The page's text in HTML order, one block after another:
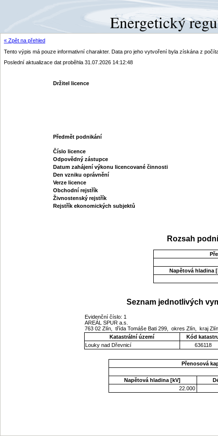
« Zpět na přehled
Tento výpis má pouze informativní charakter. Data pro jeho vytvoření byla získána z
Poslední aktualizace dat proběhla 31.07.2026 14:12:48
Držitel licence
Předmět podnikání
Číslo licence
Odpovědný zástupce
Datum zahájení výkonu licencované činnosti
Den vzniku oprávnění
Verze licence
Obchodní rejstřík
Živnostenský rejstřík
Rejstřík ekonomických subjektů
Rozsah
Napětová hladina
Seznam jednotlivých
Evidenční číslo: 1
AREÁL SPUR a.s.
763 02 Zlín, třída Tomáše Bati 299, okres Zlín, kraj
Katastrální území
Kód
Louky nad Dřevnicí
636118
Přenosová
Napětová hladina [kV]
22.000